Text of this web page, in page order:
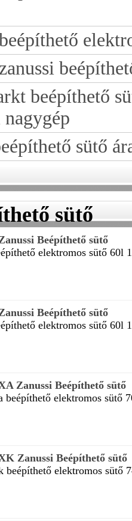
beépíthető
sütő
sütő
Beépíthető sütő
elektromos sütő 60l
Beépíthető sütő
elektromos sütő 60l
Zanussi Beépíthető sütő
beépíthető elektromos sütő
Zanussi Beépíthető sütő
beépíthető elektromos sütő